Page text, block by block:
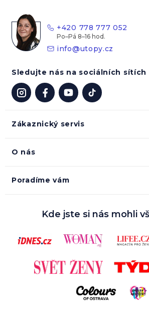
Zákaznický servis
O nás
Poradíme vám
+420 778 777 052
info@utopy.cz
Sledujte nás na sociálních sítích
Kde jste si nás mohli